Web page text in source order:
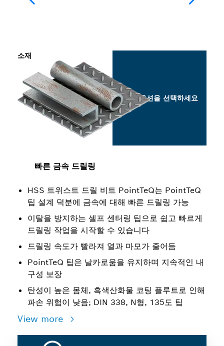
빠른 금속 드릴링
HSS 트위스트 드릴 비트 PointTeQ는 PointTeQ
팁 설계 덕분에 금속에 대해 빠른 드릴링 가능
이탈을 방지하는 셀프 센터링 팁으로 쉽고 빠르게
드릴링 작업을 시작할 수 있습니다
드릴링 속도가 빨라져 열과 마모가 줄어듬
PointTeQ 팁은 날카로움을 유지하며 지속적인 내
구성 보장
탄성이 높은 몸체, 흑색산화물 코팅 플루트로 인해
파손 위험이 낮음; DIN 338, N형, 135도 팁
View more
소재
옵션을 선택하세요